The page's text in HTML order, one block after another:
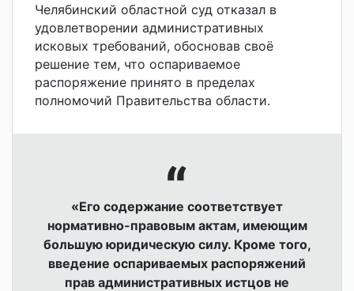
Челябинский областной суд отказал в
удовлетворении административных
исковых требований, обосновав своё
решение тем, что оспариваемое
распоряжение принято в пределах
полномочий Правительства области.
«Его содержание соответствует
нормативно-правовым актам, имеющим
большую юридическую силу. Кроме того,
введение оспариваемых распоряжений
прав административных истцов не